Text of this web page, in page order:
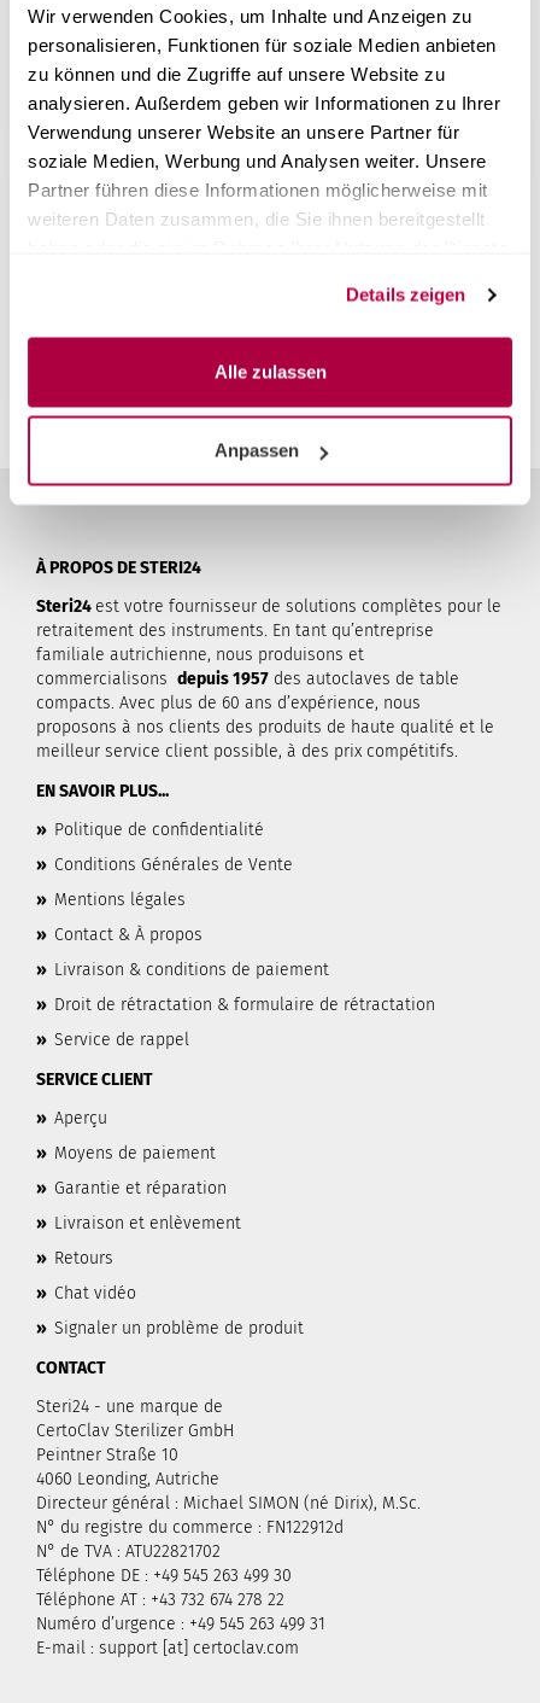
Wir verwenden Cookies, um Inhalte und Anzeigen zu
personalisieren, Funktionen für soziale Medien anbieten
zu können und die Zugriffe auf unsere Website zu
analysieren. Außerdem geben wir Informationen zu Ihrer
Verwendung unserer Website an unsere Partner für
soziale Medien, Werbung und Analysen weiter. Unsere
Partner führen diese Informationen möglicherweise mit
weiteren Daten zusammen, die Sie ihnen bereitgestellt
Details zeigen
Alle zulassen
Anpassen
hervorragende Leistung und Zuverlässigkeit, damit Ihr
Thermodrucker immer einwandfrei funktioniert.
Témoignages de clients
le premier à donner votre avis sur ce produit.
À PROPOS DE STERI24
Steri24 est votre fournisseur de solutions complètes pour le
retraitement des instruments. En tant qu’entreprise
familiale autrichienne, nous produisons et
commercialisons depuis 1957 des autoclaves de table
compacts. Avec plus de 60 ans d’expérience, nous
proposons à nos clients des produits de haute qualité et le
meilleur service client possible, à des prix compétitifs.
EN SAVOIR PLUS...
» Politique de confidentialité
» Conditions Générales de Vente
» Mentions légales
» Contact & À propos
» Livraison & conditions de paiement
» Droit de rétractation & formulaire de rétractation
» Service de rappel
SERVICE CLIENT
» Aperçu
» Moyens de paiement
» Garantie et réparation
» Livraison et enlèvement
» Retours
» Chat vidéo
» Signaler un problème de produit
CONTACT
Steri24 - une marque de
CertoClav Sterilizer GmbH
Peintner Straße 10
4060 Leonding, Autriche
Directeur général : Michael SIMON (né Dirix), M.Sc.
N° du registre du commerce : FN122912d
N° de TVA : ATU22821702
Téléphone DE : +49 545 263 499 30
Téléphone AT : +43 732 674 278 22
Numéro d’urgence : +49 545 263 499 31
E-mail : support [at] certoclav.com